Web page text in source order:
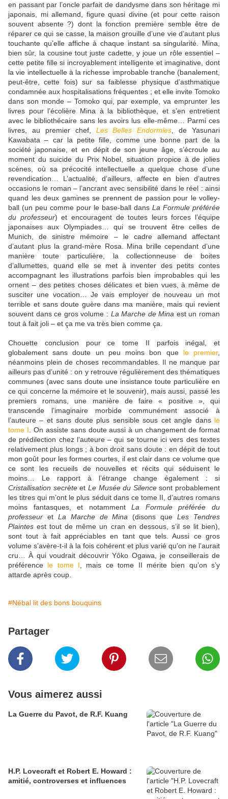
en passant par l’oncle parfait de dandysme dans son héritage mi
japonais, mi allemand, figure quasi divine (et pour cette raison
souvent absente ?) dont la fonction première semble être de
réparer ce qui se casse, la maison grouille d’une vie d’autant plus
touchante qu’elle affiche à chaque instant sa singularité. Mina,
bien sûr, la cousine tout juste cadette, y joue un rôle essentiel –
cette petite fille si incroyablement intelligente et imaginative, dont
la vie intellectuelle à la richesse improbable tranche (banalement,
peut-être, cette fois) sur sa faiblesse physique d’asthmatique
condamnée aux hospitalisations fréquentes ; et elle invite Tomoko
dans son monde – Tomoko qui, par exemple, va emprunter les
livres pour l’écolière Mina à la bibliothèque, et s’en entretient
avec le bibliothécaire sans les avoirs lus elle-même… Parmi ces
livres, au premier chef, Les Belles Endormies , de Yasunari
Kawabata – car la petite fille, comme une bonne part de la
société japonaise, et en dépit de son jeune âge, s’écroule au
moment du suicide du Prix Nobel, situation propice à de jolies
scènes, où sa précocité intellectuelle a quelque chose d’une
revendication… L’actualité, d’ailleurs, affecte en bien d’autres
occasions le roman – l’ancrant avec sensibilité dans le réel : ainsi
quand les deux gamines se prennent de passion pour le volley-
ball (un peu comme pour le base-ball dans La Formule préférée
du professeur) et encouragent de toutes leurs forces l’équipe
japonaises aux Olympiades… qui se trouvent être celles de
Munich, de sinistre mémoire – le cadre allemand affectant
d’autant plus la grand-mère Rosa. Mina brille cependant d’une
manière toute particulière, la collectionneuse de boites
d’allumettes, quand elle se met à inventer des petits contes
accompagnant les illustrations parfois bien improbables qui les
ornent – des petites choses délicates et bien vues, à même de
susciter une vocation… Je vais employer de nouveau un mot
terrible et sans doute guère dans ma manière, mais qui revient
souvent dans ce gros volume : La Marche de Mina est un roman
tout à fait joli – et ça me va très bien comme ça.
Chouette conclusion pour ce tome II parfois inégal, et
globalement sans doute un peu moins bon que le premier,
néanmoins plein de choses recommandables. Il ne manque par
ailleurs pas d’unité : on y retrouve régulièrement des thématiques
communes (avec sans doute une insistance toute particulière en
ce qui concerne la mémoire et le souvenir), mais aussi, passé les
premiers romans, une manière de faire « positive », qui
transcende l’imaginaire morbide communément associé à
l’auteure – et sans doute plus sensible sous cet angle dans le
tome I . On assiste sans doute aussi à un changement de format
de prédilection chez l’auteure – qui se tourne ici vers des textes
relativement plus longs ; à bon droit sans doute : en dépit de tout
mon goût pour les formes courtes, il est clair dans ce volume que
ce sont les recueils de nouvelles et récits qui séduisent le
moins… Le rapport à l’étrange change également : si
Cristallisation secrèteet Le Musée du Silencesont probablement
les titres qui m’ont le plus séduit dans ce tome II, d’autres romans
moins fantasques, et notammentLa Formule préférée du
professeur et La Marche de Mina (disons queLes Tendres
Plaintes est tout de même un cran en dessous, s’il se lit bien),
sont tout à fait appréciables en tant que tels. Aussi ce gros
volume s’avère-t-il à la fois cohérent et plus varié qu’on ne l’aurait
cru… À qui voudrait découvrir Yôko Ogawa, je conseillerais de
préférence le tome I , mais ce tome II mérite bien qu’on s’y
attarde après coup.
#Nébal lit des bons bouquins
Partager
Vous aimerez aussi
La Guerre du Pavot, de R.F. Kuang
H.P. Lovecraft et Robert E. Howard :
amitié, controverses et influences